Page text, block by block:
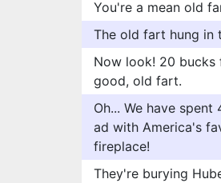
You're a mean old
The old fart hung in
Now look! 20 bucks
good, old fart.
Oh... We have
ad with America's
fireplace!
They're burying